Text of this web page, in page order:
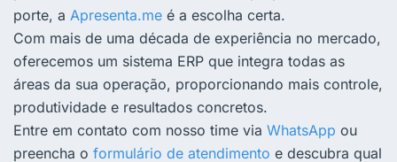
porte, a Apresenta.me é a escolha certa.
Com mais de uma década de experiência no mercado,
oferecemos um sistema ERP que integra todas as
áreas da sua operação, proporcionando mais controle,
produtividade e resultados concretos.
Entre em contato com nosso time via WhatsApp ou
preencha o formulário de atendimento e descubra qual